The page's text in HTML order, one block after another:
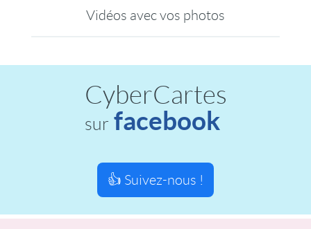
Vidéos avec vos photos
CyberCartes
sur facebook
👍 Suivez-nous !